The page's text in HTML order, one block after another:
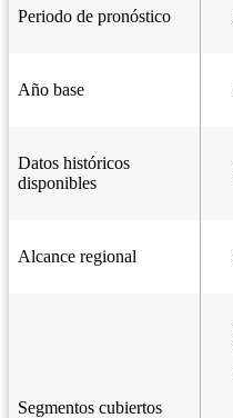
Periodo de pronóstico
Año base
Datos históricos
disponibles
Alcance regional
Segmentos cubiertos